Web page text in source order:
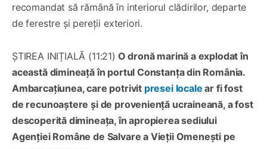
recomandat să rămână în interiorul clădirilor, departe
de ferestre și pereții exteriori.
ȘTIREA INIȚIALĂ (11:21) O dronă marină a explodat în
această dimineață în portul Constanța din România.
Ambarcațiunea, care potrivit presei locale ar fi fost
de recunoaștere și de proveniență ucraineană, a fost
descoperită dimineața, în apropierea sediului
Agenției Române de Salvare a Vieții Omenești pe